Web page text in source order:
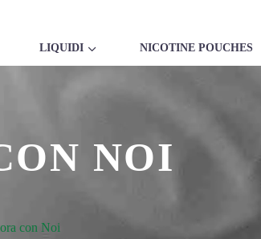
LIQUIDI NICOTINE POUCHES
NOI
con Noi